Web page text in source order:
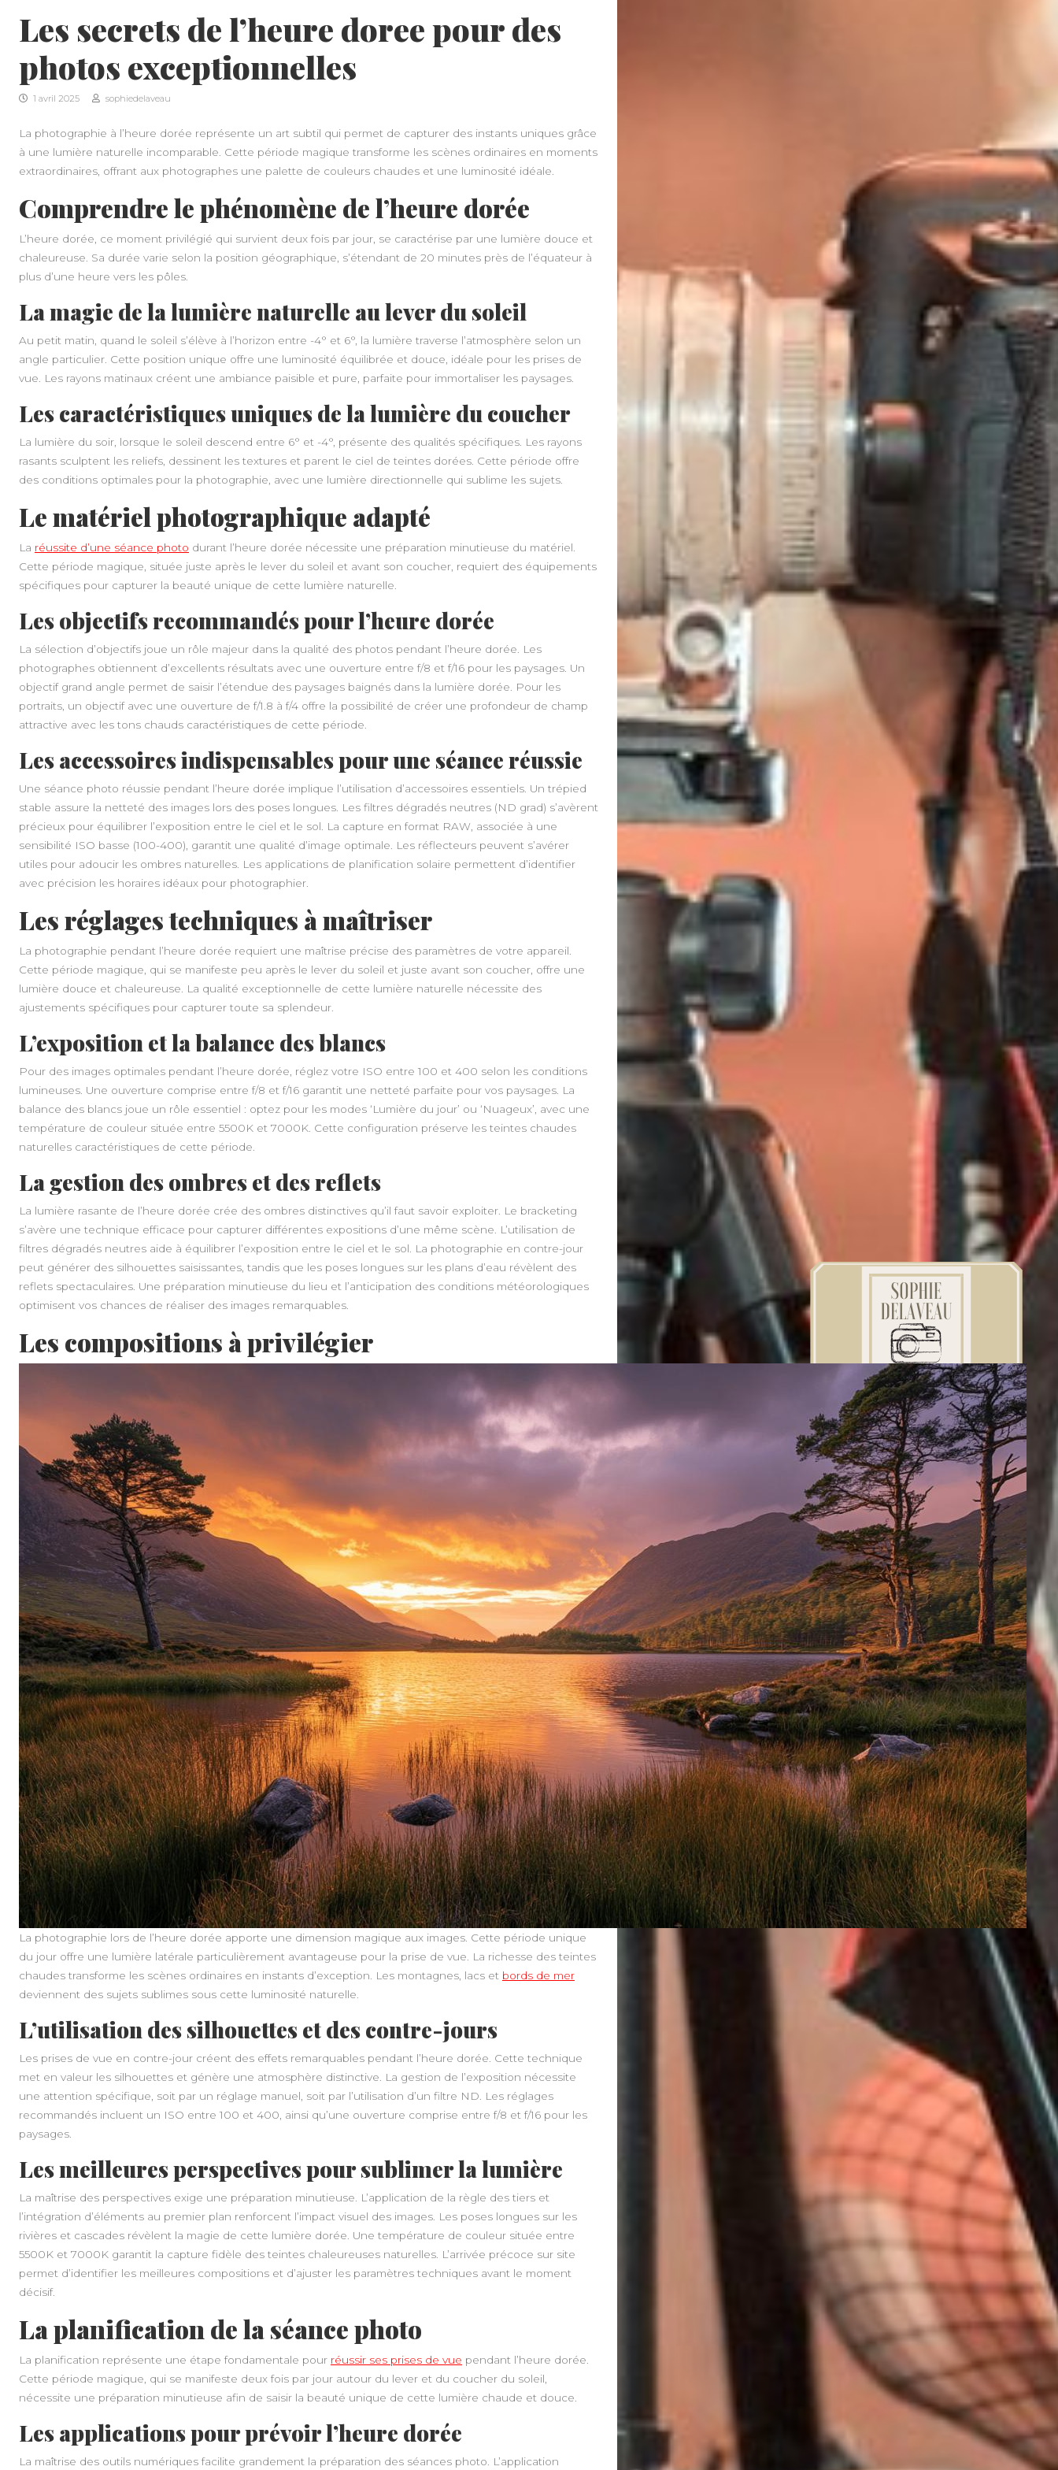
Les secrets de l’heure doree pour des
photos exceptionnelles
1 avril 2025 sophiedelaveau
La photographie à l’heure dorée représente un art subtil qui permet de capturer des instants uniques grâce
à une lumière naturelle incomparable. Cette période magique transforme les scènes ordinaires en moments
extraordinaires, offrant aux photographes une palette de couleurs chaudes et une luminosité idéale.
Comprendre le phénomène de l’heure dorée
L’heure dorée, ce moment privilégié qui survient deux fois par jour, se caractérise par une lumière douce et
chaleureuse. Sa durée varie selon la position géographique, s’étendant de 20 minutes près de l’équateur à
plus d’une heure vers les pôles.
La magie de la lumière naturelle au lever du soleil
Au petit matin, quand le soleil s’élève à l’horizon entre -4° et 6°, la lumière traverse l’atmosphère selon un
angle particulier. Cette position unique offre une luminosité équilibrée et douce, idéale pour les prises de
vue. Les rayons matinaux créent une ambiance paisible et pure, parfaite pour immortaliser les paysages.
Les caractéristiques uniques de la lumière du coucher
La lumière du soir, lorsque le soleil descend entre 6° et -4°, présente des qualités spécifiques. Les rayons
rasants sculptent les reliefs, dessinent les textures et parent le ciel de teintes dorées. Cette période offre
des conditions optimales pour la photographie, avec une lumière directionnelle qui sublime les sujets.
Le matériel photographique adapté
La réussite d’une séance photo durant l’heure dorée nécessite une préparation minutieuse du matériel.
Cette période magique, située juste après le lever du soleil et avant son coucher, requiert des équipements
spécifiques pour capturer la beauté unique de cette lumière naturelle.
Les objectifs recommandés pour l’heure dorée
La sélection d’objectifs joue un rôle majeur dans la qualité des photos pendant l’heure dorée. Les
photographes obtiennent d’excellents résultats avec une ouverture entre f/8 et f/16 pour les paysages. Un
objectif grand angle permet de saisir l’étendue des paysages baignés dans la lumière dorée. Pour les
portraits, un objectif avec une ouverture de f/1.8 à f/4 offre la possibilité de créer une profondeur de champ
attractive avec les tons chauds caractéristiques de cette période.
Les accessoires indispensables pour une séance réussie
Une séance photo réussie pendant l’heure dorée implique l’utilisation d’accessoires essentiels. Un trépied
stable assure la netteté des images lors des poses longues. Les filtres dégradés neutres (ND grad) s’avèrent
précieux pour équilibrer l’exposition entre le ciel et le sol. La capture en format RAW, associée à une
sensibilité ISO basse (100-400), garantit une qualité d’image optimale. Les réflecteurs peuvent s’avérer
utiles pour adoucir les ombres naturelles. Les applications de planification solaire permettent d’identifier
avec précision les horaires idéaux pour photographier.
Les réglages techniques à maîtriser
La photographie pendant l’heure dorée requiert une maîtrise précise des paramètres de votre appareil.
Cette période magique, qui se manifeste peu après le lever du soleil et juste avant son coucher, offre une
lumière douce et chaleureuse. La qualité exceptionnelle de cette lumière naturelle nécessite des
ajustements spécifiques pour capturer toute sa splendeur.
L’exposition et la balance des blancs
Pour des images optimales pendant l’heure dorée, réglez votre ISO entre 100 et 400 selon les conditions
lumineuses. Une ouverture comprise entre f/8 et f/16 garantit une netteté parfaite pour vos paysages. La
balance des blancs joue un rôle essentiel : optez pour les modes ‘Lumière du jour’ ou ‘Nuageux’, avec une
température de couleur située entre 5500K et 7000K. Cette configuration préserve les teintes chaudes
naturelles caractéristiques de cette période.
La gestion des ombres et des reflets
La lumière rasante de l’heure dorée crée des ombres distinctives qu’il faut savoir exploiter. Le bracketing
s’avère une technique efficace pour capturer différentes expositions d’une même scène. L’utilisation de
filtres dégradés neutres aide à équilibrer l’exposition entre le ciel et le sol. La photographie en contre-jour
peut générer des silhouettes saisissantes, tandis que les poses longues sur les plans d’eau révèlent des
reflets spectaculaires. Une préparation minutieuse du lieu et l’anticipation des conditions météorologiques
optimisent vos chances de réaliser des images remarquables.
Les compositions à privilégier
La photographie lors de l’heure dorée apporte une dimension magique aux images. Cette période unique
du jour offre une lumière latérale particulièrement avantageuse pour la prise de vue. La richesse des teintes
chaudes transforme les scènes ordinaires en instants d’exception. Les montagnes, lacs et bords de mer
deviennent des sujets sublimes sous cette luminosité naturelle.
L’utilisation des silhouettes et des contre-jours
Les prises de vue en contre-jour créent des effets remarquables pendant l’heure dorée. Cette technique
met en valeur les silhouettes et génère une atmosphère distinctive. La gestion de l’exposition nécessite
une attention spécifique, soit par un réglage manuel, soit par l’utilisation d’un filtre ND. Les réglages
recommandés incluent un ISO entre 100 et 400, ainsi qu’une ouverture comprise entre f/8 et f/16 pour les
paysages.
Les meilleures perspectives pour sublimer la lumière
La maîtrise des perspectives exige une préparation minutieuse. L’application de la règle des tiers et
l’intégration d’éléments au premier plan renforcent l’impact visuel des images. Les poses longues sur les
rivières et cascades révèlent la magie de cette lumière dorée. Une température de couleur située entre
5500K et 7000K garantit la capture fidèle des teintes chaleureuses naturelles. L’arrivée précoce sur site
permet d’identifier les meilleures compositions et d’ajuster les paramètres techniques avant le moment
décisif.
La planification de la séance photo
La planification représente une étape fondamentale pour réussir ses prises de vue pendant l’heure dorée.
Cette période magique, qui se manifeste deux fois par jour autour du lever et du coucher du soleil,
nécessite une préparation minutieuse afin de saisir la beauté unique de cette lumière chaude et douce.
Les applications pour prévoir l’heure dorée
La maîtrise des outils numériques facilite grandement la préparation des séances photo. L’application
À PROPOS